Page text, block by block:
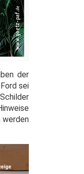
der
sei
werden